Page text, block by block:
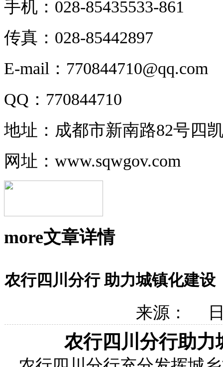
手机：028-85435533-861
传真：028-85442897
E-mail：770844710@qq.com
QQ：770844710
地址：成都市新南路82号四
网址：www.sqwgov.com
more文章详情
农行四川分行 助力城镇化建设
来源： 日
农行四川分行助力